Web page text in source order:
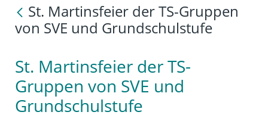
St. Martinsfeier der TS-Gruppen
von SVE und Grundschulstufe
St. Martinsfeier der TS-
Gruppen von SVE und
Grundschulstufe